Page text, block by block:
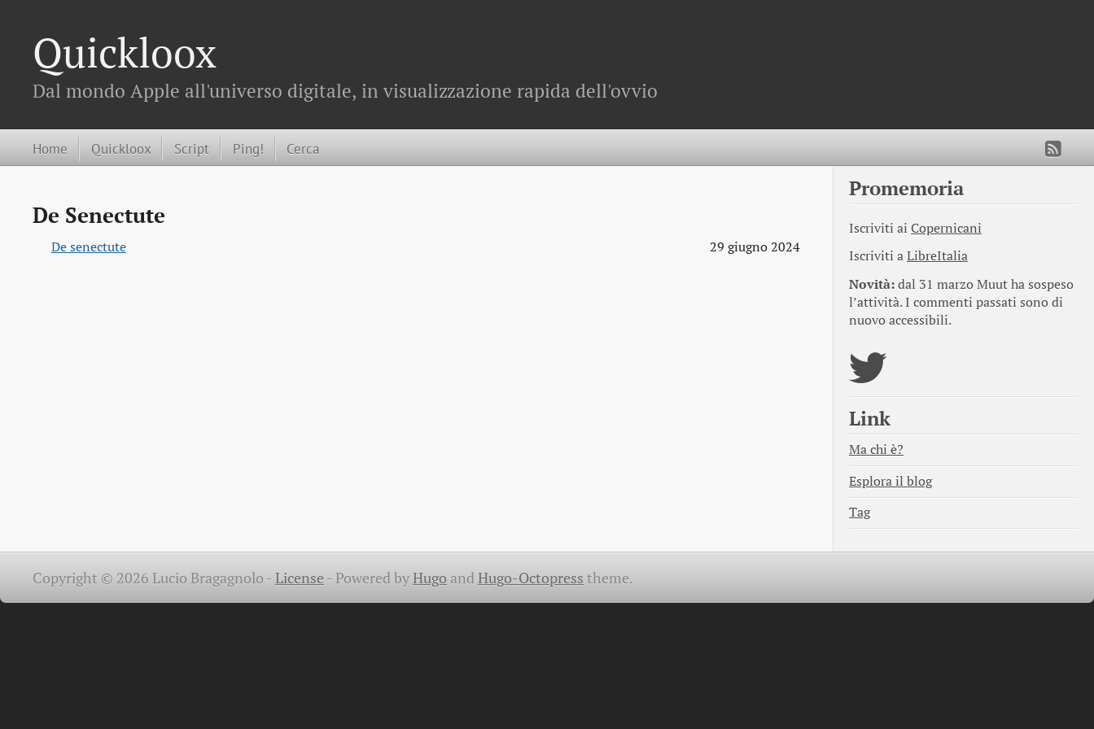
Quickloox
Dal mondo Apple all'universo digitale, in visualizzazione rapida dell'ovvio
Home Quickloox Script Ping! Cerca
De Senectute
De senectute 29 giugno 2024
Promemoria
Iscriviti ai Copernicani
Iscriviti aLibreItalia
Novità:dal 31 marzo Muut ha sospeso
l’attività. I commenti passati sono di
nuovo accessibili.
Link
Ma chi è?
Esplora il blog
Tag
Copyright © 2026 Lucio Bragagnolo -License -Powered byHugoandHugo-Octopress theme.